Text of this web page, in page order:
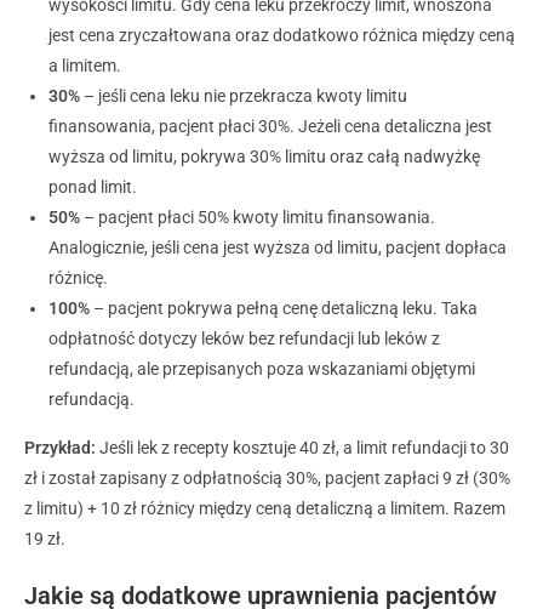
wysokości limitu. Gdy cena leku przekroczy limit, wnoszona
jest cena zryczałtowana oraz dodatkowo różnica między ceną
a limitem.
30% – jeśli cena leku nie przekracza kwoty limitu
finansowania, pacjent płaci 30%. Jeżeli cena detaliczna jest
wyższa od limitu, pokrywa 30% limitu oraz całą nadwyżkę
ponad limit.
50% – pacjent płaci 50% kwoty limitu finansowania.
Analogicznie, jeśli cena jest wyższa od limitu, pacjent dopłaca
różnicę.
100% – pacjent pokrywa pełną cenę detaliczną leku. Taka
odpłatność dotyczy leków bez refundacji lub leków z
refundacją, ale przepisanych poza wskazaniami objętymi
refundacją.
Przykład: Jeśli lek z recepty kosztuje 40 zł, a limit refundacji to 30
zł i został zapisany z odpłatnością 30%, pacjent zapłaci 9 zł (30%
z limitu) + 10 zł różnicy między ceną detaliczną a limitem. Razem
19 zł.
Jakie są dodatkowe uprawnienia pacjentów